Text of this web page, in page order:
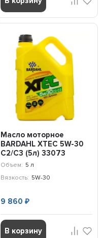
Масло моторное
BARDAHL XTEC 5W-30
C2/C3 (5л) 33073
Объем: 5 л
Вязкость: 5W-30
9 860 ₽
В корзину